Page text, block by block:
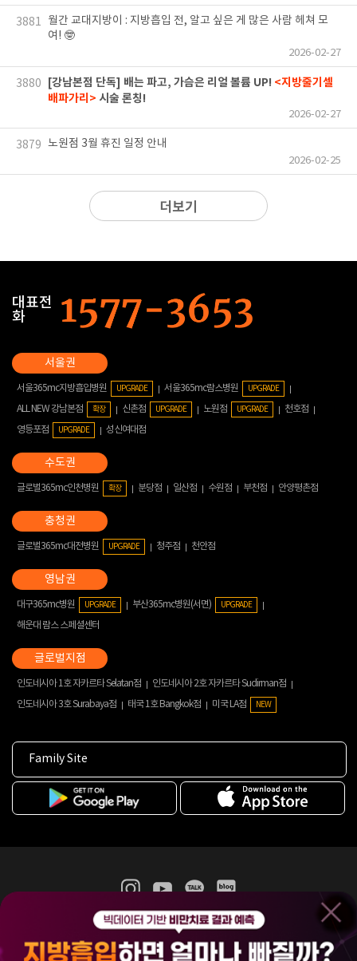
3881
월간 교대지방이 : 지방흡입 전, 알고 싶은 게 많은 사람 헤쳐 모
여! 🤓
2026-02-27
3880 [강남본점 단독] 배는 파고, 가슴은 리얼 볼륨 UP! <지방줄기셀
배파가리> 시술 론칭!
2026-02-27
3879 노원점 3월 휴진 일정 안내
2026-02-25
더보기
대표전
화
서울365mc지방흡입병원 UPGRADE 서울365mc람스병원 UPGRADE
ALL NEW 강남본점 확장 신촌점 UPGRADE 노원점 UPGRADE
천호점
영등포점
UPGRADE 성신여대점
글로벌365mc인천병원 확장 분당점 일산점 수원점 부천점 안양평촌점
글로벌365mc대전병원 UPGRADE 청주점 천안점
대구365mc병원 UPGRADE 부산365mc병원(서면) UPGRADE
해운대 람스 스페셜센터
인도네시아 1호 자카르타 Selatan점
인도네시아 2호 자카르타 Sudirman점
인도네시아 3호 Surabaya점
태국 1호 Bangkok점 미국 LA점 NEW
Family Site
365mc 병·의원 이용약관
홈페이지 이용약관
비급여진료수가